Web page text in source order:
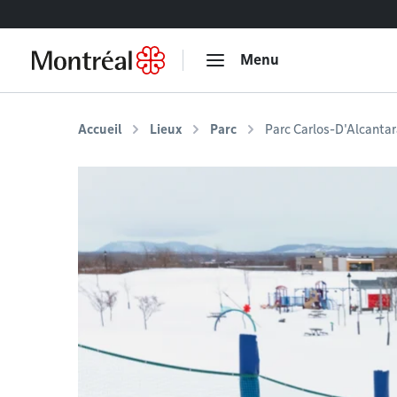
Menu
Accueil Lieux Parc Parc Carlos-